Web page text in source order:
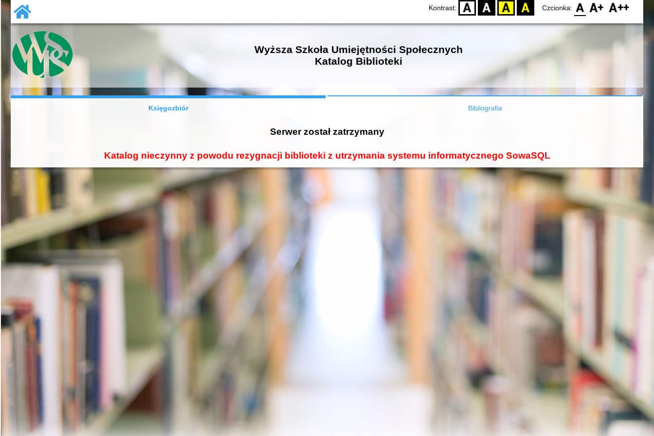
Kontrast: D BW YB BY Czcionka: F0 F1 F2
Wyższa Szkoła Umiejętności Społecznych
Katalog Biblioteki
Księgozbiór Bibliografia
Serwer został zatrzymany
Katalog nieczynny z powodu rezygnacji biblioteki z utrzymania systemu informatycznego SowaSQL